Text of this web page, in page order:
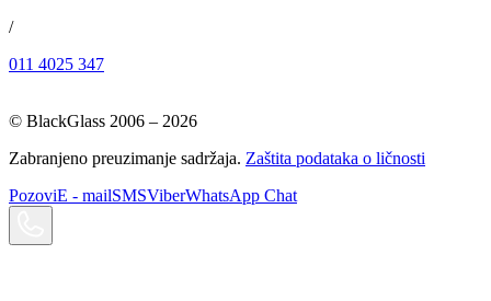
/
011 4025 347
© BlackGlass 2006 – 2026
Zabranjeno preuzimanje sadržaja. Zaštita podataka o ličnosti
PozoviE - mailSMSViberWhatsApp Chat